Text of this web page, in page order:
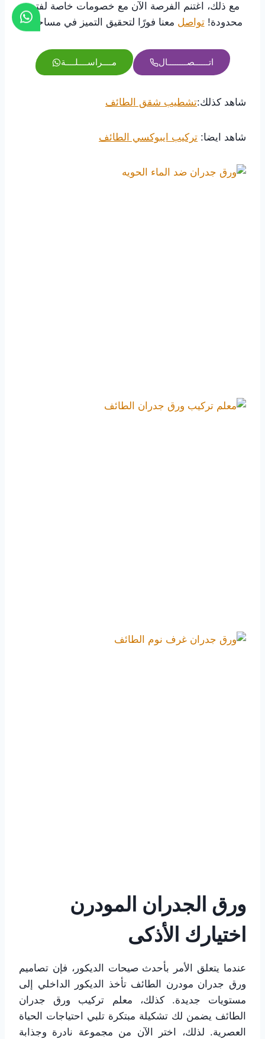
مع ذلك، اغتنم الفرصة الآن مع خصومات خاصة لفترة
محدودة!تواصل معنا فورًا لتحقيق التميز في مساحتك:
اتــــــصــــــــال مــــراســــلــــة
شاهد كذلك:تشطيب شقق الطائف
شاهد ايضا: تركيب ايبوكسي الطائف
ورق الجدران المودرن
اختيارك الأذكى
عندما يتعلق الأمر بأحدث صيحات الديكور، فإن تصاميم
ورق جدران مودرن الطائف تأخذ الديكور الداخلي إلى
مستويات جديدة. كذلك، معلم تركيب ورق جدران
الطائف يضمن لك تشكيلة مبتكرة تلبي احتياجات الحياة
العصرية. لذلك، اختر الآن من مجموعة نادرة وجذابة